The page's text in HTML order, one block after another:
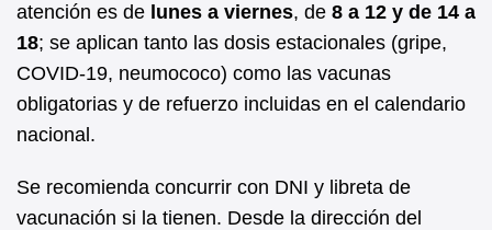
k
atención es de lunes a viernes, de 8 a 12 y de 14 a
18; se aplican tanto las dosis estacionales (gripe,
COVID‑19, neumococo) como las vacunas
obligatorias y de refuerzo incluidas en el calendario
nacional.
Se recomienda concurrir con DNI y libreta de
vacunación si la tienen. Desde la dirección del